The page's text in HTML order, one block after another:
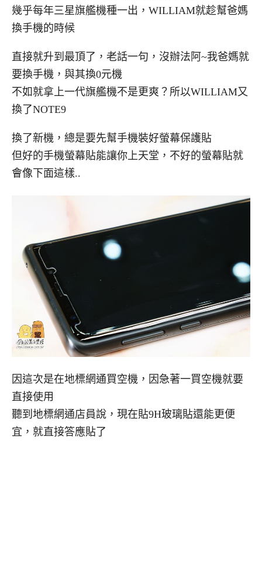
幾乎每年三星旗艦機種一出，WILLIAM就趁幫爸媽
換手機的時候
直接就升到最頂了，老話一句，沒辦法阿~我爸媽就
要換手機，與其換0元機
不如就拿上一代旗艦機不是更爽？所以WILLIAM又
換了NOTE9
換了新機，總是要先幫手機裝好螢幕保護貼
但好的手機螢幕貼能讓你上天堂，不好的螢幕貼就
會像下面這樣..
因這次是在地標網通買空機，因急著一買空機就要
直接使用
聽到地標網通店員說，現在貼9H玻璃貼還能更便
宜，就直接答應貼了